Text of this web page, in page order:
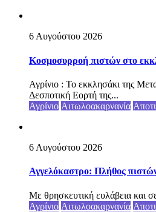
6 Αυγούστου 2026
Κοσμοσυρροή πιστών στο
Αγρίνιο : Το εκκλησάκι της
Δεσποτική Εορτή της...
Αγρίνιο Αιτωλοακαρνανία
6 Αυγούστου 2026
Αγγελόκαστρο: Πλήθος
Με θρησκευτική ευλάβεια και
Αγρίνιο Αιτωλοακαρνανία